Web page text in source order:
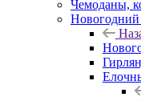
Чемоданы,
Новогодний